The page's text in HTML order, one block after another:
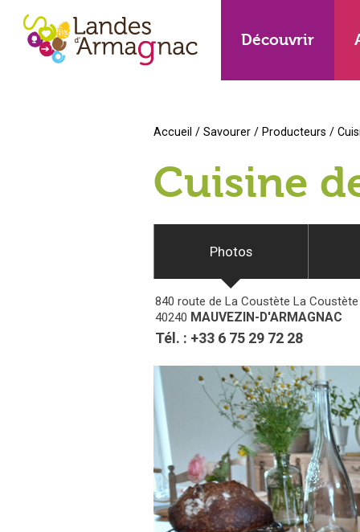
Découvrir
Accueil / Savourer / Producteurs /
Cuisine
Photos
840 route de La Coustète La Coustète
40240 MAUVEZIN-D'ARMAGNAC
Tél. : +33 6 75 29 72 28